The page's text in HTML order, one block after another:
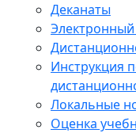
Деканаты
Электронный
Инструкция
Локальные
Оценка